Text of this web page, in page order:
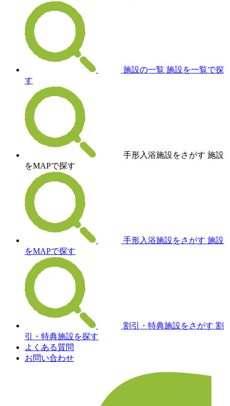
施設の一覧 施設を一覧で探
す
手形入浴施設をさがす 施設
をMAPで探す
手形入浴施設をさがす 施設
をMAPで探す
割引・特典施設をさがす 割
引・特典施設を探す
よくある質問
お問い合わせ